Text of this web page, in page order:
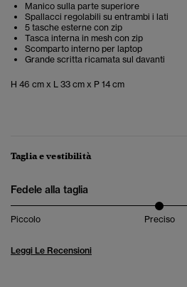
Manico sulla parte superiore
Spallacci regolabili su entrambi i lati
5 tasche esterne con zip
Tasca interna in mesh con zip
Scomparto interno per laptop
Grande scritta ricamata sul davanti
H 46 cm x L 33 cm x P 14 cm
Taglia e vestibilità
Fedele alla taglia
Piccolo Preciso
Leggi Le Recensioni